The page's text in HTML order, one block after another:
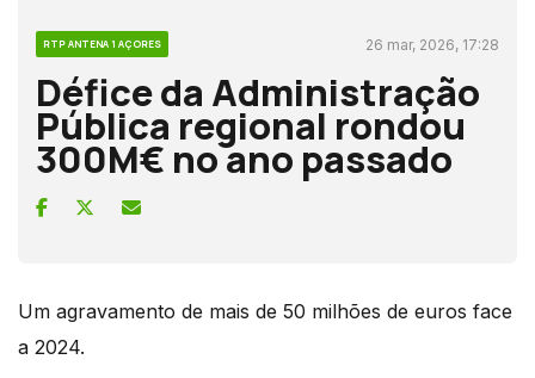
RTP ANTENA 1 AÇORES 26 mar, 2026, 17:28
Défice da Administração
Pública regional rondou
300M€ no ano passado
Um agravamento de mais de 50 milhões de euros face
a 2024.